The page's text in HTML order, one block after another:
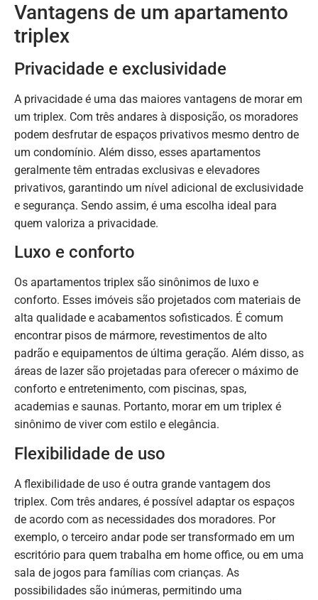
Vantagens de um apartamento
triplex
Privacidade e exclusividade
A privacidade é uma das maiores vantagens de morar em
um triplex. Com três andares à disposição, os moradores
podem desfrutar de espaços privativos mesmo dentro de
um condomínio. Além disso, esses apartamentos
geralmente têm entradas exclusivas e elevadores
privativos, garantindo um nível adicional de exclusividade
e segurança. Sendo assim, é uma escolha ideal para
quem valoriza a privacidade.
Luxo e conforto
Os apartamentos triplex são sinônimos de luxo e
conforto. Esses imóveis são projetados com materiais de
alta qualidade e acabamentos sofisticados. É comum
encontrar pisos de mármore, revestimentos de alto
padrão e equipamentos de última geração. Além disso, as
áreas de lazer são projetadas para oferecer o máximo de
conforto e entretenimento, com piscinas, spas,
academias e saunas. Portanto, morar em um triplex é
sinônimo de viver com estilo e elegância.
Flexibilidade de uso
A flexibilidade de uso é outra grande vantagem dos
triplex. Com três andares, é possível adaptar os espaços
de acordo com as necessidades dos moradores. Por
exemplo, o terceiro andar pode ser transformado em um
escritório para quem trabalha em home office, ou em uma
sala de jogos para famílias com crianças. As
possibilidades são inúmeras, permitindo uma